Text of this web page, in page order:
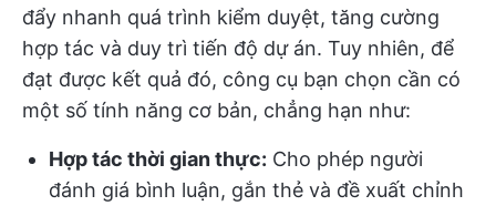
đẩy nhanh quá trình kiểm duyệt, tăng cường
hợp tác và duy trì tiến độ dự án. Tuy nhiên, để
đạt được kết quả đó, công cụ bạn chọn cần có
một số tính năng cơ bản, chẳng hạn như:
Hợp tác thời gian thực: Cho phép người
đánh giá bình luận, gắn thẻ và đề xuất chỉnh